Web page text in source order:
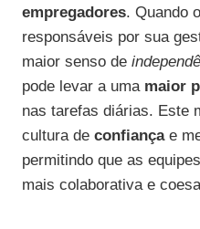
empregadores. Quando
responsáveis por sua
maior senso de
pode levar a uma maior
nas tarefas diárias. Este
cultura de confiançae
permitindo que as
mais colaborativa e